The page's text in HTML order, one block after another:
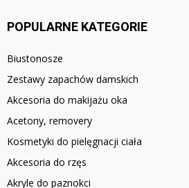
POPULARNE KATEGORIE
Biustonosze
Zestawy zapachów damskich
Akcesoria do makijażu oka
Acetony, removery
Kosmetyki do pielęgnacji ciała
Akcesoria do rzęs
Akryle do paznokci